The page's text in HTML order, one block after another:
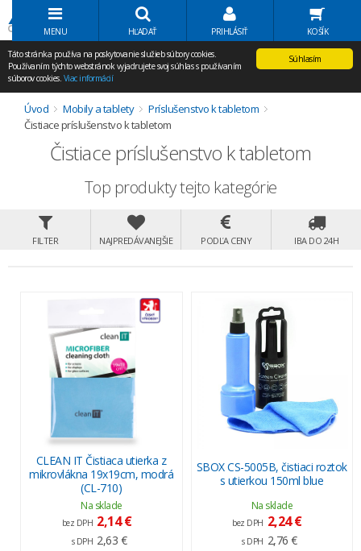
Volať Agem
MENU HĽADAŤ PRIHLÁSIŤ KOŠÍK
Súhlasím
Táto stránka používa na poskytovanie služieb súbory cookies.
Používaním týchto webstránok vyjadrujete svoj súhlas s používaním
súborov cookies. Viac informácií
Úvod Mobily a tablety
Príslušenstvo k tabletom
Čistiace príslušenstvo k tabletom
Čistiace príslušenstvo k tabletom
Top produkty tejto kategórie
FILTER NAJPREDÁVANEJŠIE PODĽA CENY IBA DO 24H
CLEAN IT Čistiaca utierka z
mikrovlákna 19x19cm, modrá
(CL-710)
Na sklade
bez DPH 2,14 €
s DPH 2,63 €
SBOX CS-5005B, čistiaci roztok
s utierkou 150ml blue
Na sklade
bez DPH 2,24 €
s DPH 2,76 €